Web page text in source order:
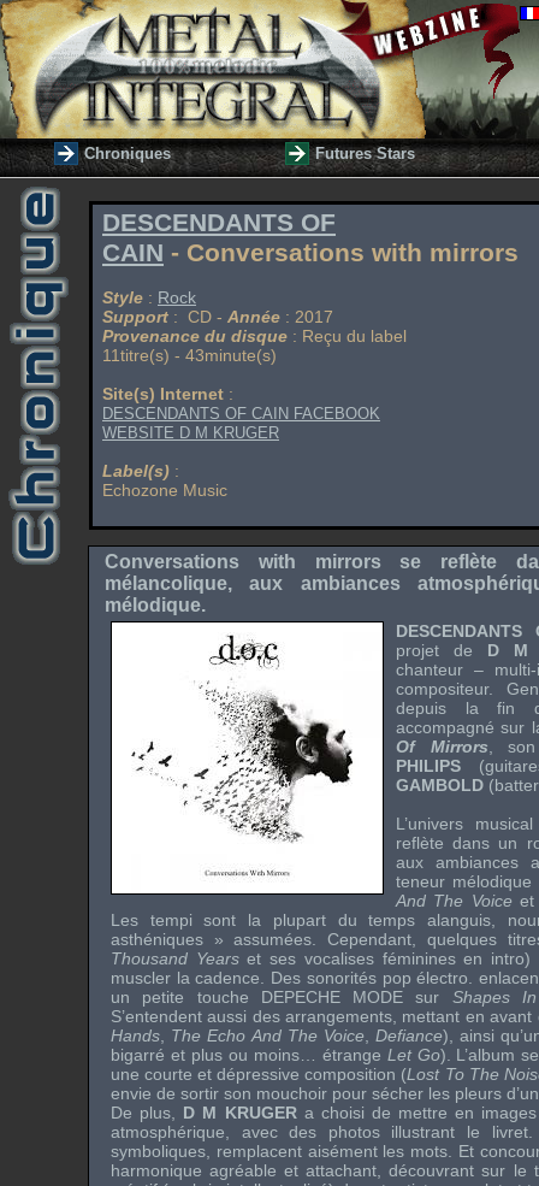
Chroniques Futures Stars
DESCENDANTS OF
CAIN - Conversations with mirrors
Style : Rock
Support : CD - Année : 2017
Provenance du disque : Reçu du label
11titre(s) - 43minute(s)
Site(s) Internet :
DESCENDANTS OF CAIN FACEBOOK
WEBSITE D M KRUGER
Label(s) :
Echozone Music
Conversations with mirrors se reflète
mélancolique, aux ambiances
mélodique.
projet de D M
chanteur –
compositeur.
depuis la fin
accompagné sur
Of Mirrors ,
PHILIPS
GAMBOLD
L’univers
reflète dans un
aux ambiances
teneur mélodique
And The Voiceet
Les tempi sont la plupart du temps alanguis,
asthéniques » assumées. Cependant, quelques
Thousand Yearset ses vocalises féminines en intro)
muscler la cadence. Des sonorités pop électro.
un petite touche DEPECHE MODE sur Shapes
S’entendent aussi des arrangements, mettant en
Hands
The Echo And The Voice ,Defiance), ainsi
bigarré et plus ou moins… étrange Let Go). L’album
une courte et dépressive composition (Lost To The
envie de sortir son mouchoir pour sécher les pleurs
De plus, D M KRUGERa choisi de mettre en
atmosphérique, avec des photos illustrant le
symboliques, remplacent aisément les mots. Et
harmonique agréable et attachant, découvrant sur le